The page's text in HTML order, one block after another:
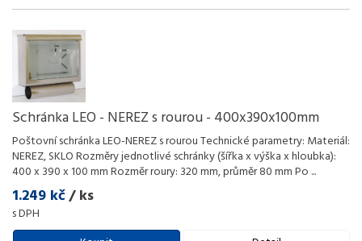
Schránka LEO - NEREZ s rourou - 400x390x100mm
Poštovní schránka LEO-NEREZ s rourou Technické parametry: Materiál:
NEREZ, SKLO Rozměry jednotlivé schránky (šířka x výška x hloubka):
400 x 390 x 100 mm Rozměr roury: 320 mm, průměr 80 mm Po ...
1.249 kč/ ks
s DPH